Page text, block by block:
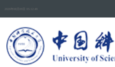
2026年08月09日 05:12:49